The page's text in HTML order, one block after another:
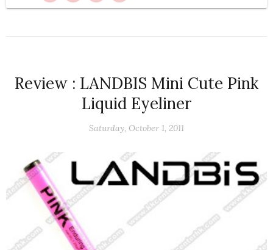
Review : LANDBIS Mini Cute Pink
Liquid Eyeliner
Saturday, October 1, 2011